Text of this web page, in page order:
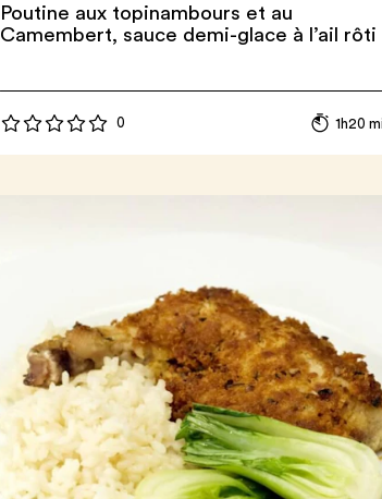
Poutine aux topinambours et au
Camembert, sauce demi-glace à l’ail rôti
0 1h20